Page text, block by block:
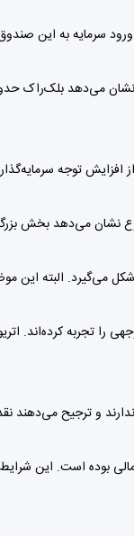
توجه
می‌گیرد. البته این
و ترجیح می‌دهند
مالی بوده است. این